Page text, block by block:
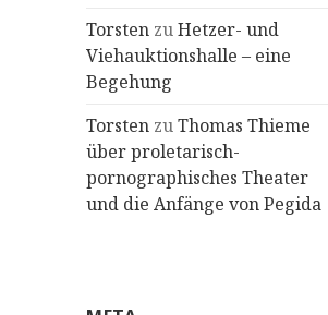
Torsten zuHetzer- und
Viehauktionshalle – eine
Begehung
Torsten zuThomas Thieme
über proletarisch-
pornographisches Theater
und die Anfänge von Pegida